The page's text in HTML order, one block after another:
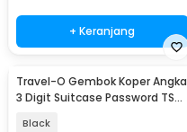
+ Keranjang
Travel-O Gembok Koper Angka
3 Digit Suitcase Password TSA
Black